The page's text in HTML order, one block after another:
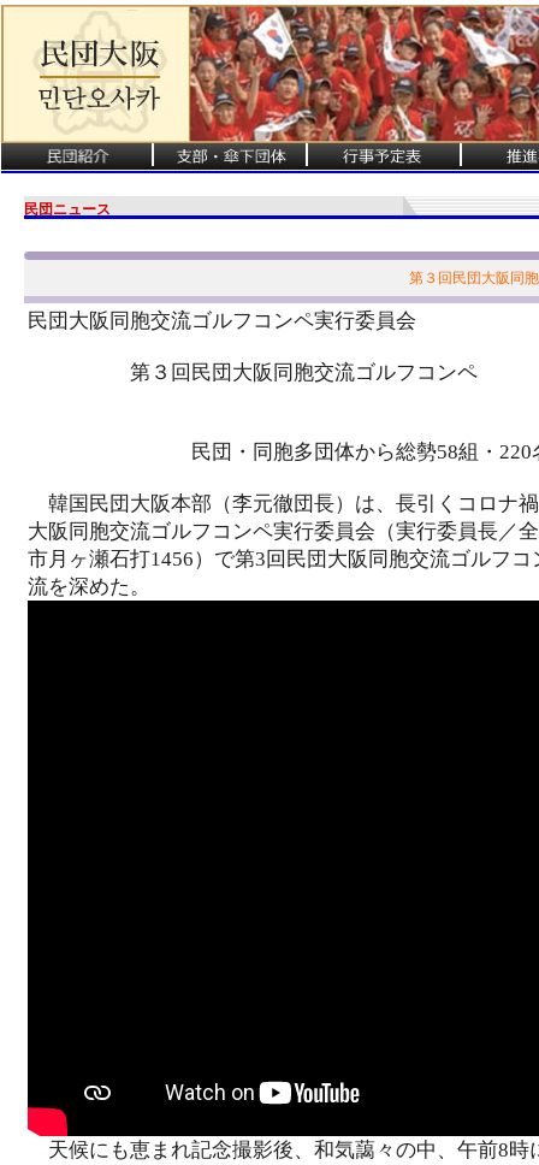
民団ニュース
第３回民団大阪同
民団大阪同胞交流ゴルフコンペ実行委員会
第３回民団大阪同胞交流ゴルフコンペ
民団・同胞多団体から総勢58組・220名
韓国民団大阪本部（李元徹団長）は、長引くコロナ
大阪同胞交流ゴルフコンペ実行委員会（実行委員長／
市月ヶ瀬石打1456）で第3回民団大阪同胞交流ゴルフ
流を深めた。
天候にも恵まれ記念撮影後、和気藹々の中、午前8